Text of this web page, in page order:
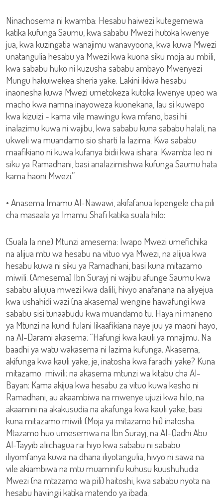
Ninachosema ni kwamba: Hesabu haiwezi kutegemewa
katika kufunga Saumu, kwa sababu Mwezi hutoka kwenye
jua, kwa kuzingatia wanajimu wanavyoona, kwa kuwa Mwezi
unatangulia hesabu ya Mwezi kwa kuona siku moja au mbili,
kwa sababu huko ni kuzusha sababu ambayo Mwenyezi
Mungu hakuiwekea sheria yake. Lakini ikiwa hesabu
inaonesha kuwa Mwezi umetokeza kutoka kwenye upeo wa
macho kwa namna inayoweza kuonekana, lau si kuwepo
kwa kizuizi - kama vile mawingu kwa mfano, basi hii
inalazimu kuwa ni wajibu, kwa sababu kuna sababu halali, na
ukweli wa muandamo sio sharti la lazima; Kwa sababu
maafikiano ni kuwa kufanya bidii kwa ishara: Kwamba leo ni
siku ya Ramadhani, basi analazimishwa kufunga Saumu hata
kama haoni Mwezi.”
• Anasema Imamu Al-Nawawi, akifafanua kipengele cha pili
cha masaala ya Imamu Shafi katika suala hilo:
(Suala la nne) Mtunzi amesema: Iwapo Mwezi umefichika
na alijua mtu wa hesabu na vituo vya Mwezi, na alijua kwa
hesabu kuwa ni siku ya Ramadhani, basi kuna mitazamo
miwili. (Amesema) Ibn Surayj ni wajibu afunge Saumu kwa
sababu aliujua mwezi kwa dalili, hivyo anafanana na aliyejua
kwa ushahidi wazi (na akasema) wengine hawafungi kwa
sababu sisi tunaabudu kwa muandamo tu. Haya ni maneno
ya Mtunzi na kundi fulani likaafikiana naye juu ya maoni hayo,
na Al-Darami akasema: “Hafungi kwa kauli ya mnajimu. Na
baadhi ya watu wakasema ni lazima kufunga. Akasema,
akifunga kwa kauli yake, je, inatosha kwa faradhi yake? Kuna
mitazamo miwili: na akasema mtunzi wa kitabu cha Al-
Bayan: Kama akijua kwa hesabu za vituo kuwa kesho ni
Ramadhani, au akaambiwa na mwenye ujuzi kwa hilo, na
akaamini na akakusudia na akafunga kwa kauli yake, basi
kuna mitazamo miwili (Moja ya mitazamo hii) inatosha.
Mtazamo huo umesemwa na Ibn Surayj, na Al-Qadhi Abu
Al-Tayyib aliichagua rai hiyo kwa sababu ni sababu
iliyomfanya kuwa na dhana iliyotangulia, hivyo ni sawa na
vile akiambiwa na mtu muaminifu kuhusu kuushuhudia
Mwezi (na mtazamo wa pili) haitoshi, kwa sababu nyota na
hesabu haviingii katika matendo ya ibada.